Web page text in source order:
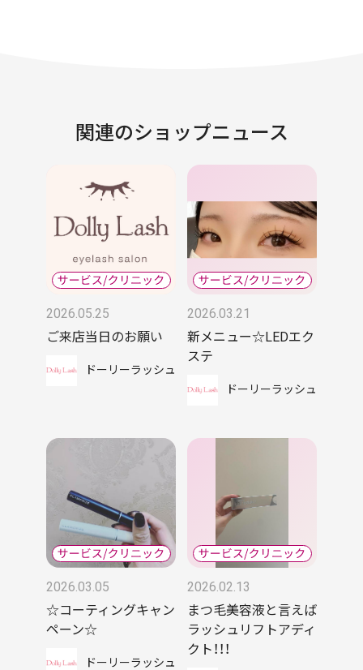
関連のショップニュース
2026.05.25
ご来店当日のお願い
ドーリーラッシュ
2026.03.21
新メニュー☆LEDエク
ステ
ドーリーラッシュ
2026.03.05
☆コーティングキャン
ペーン☆
ドーリーラッシュ
2026.02.13
まつ毛美容液と言えば
ラッシュリフトアディ
クト！！！